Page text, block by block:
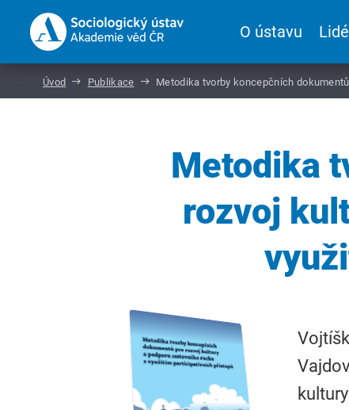
O ústavu
Úvod Publikace Metodika tvorby koncepčních
Metodika
rozvoj